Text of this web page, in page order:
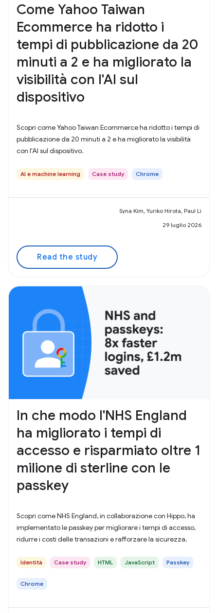
Come Yahoo Taiwan
Ecommerce ha ridotto i
tempi di pubblicazione da 20
minuti a 2 e ha migliorato la
visibilità con l'AI sul
dispositivo
Scopri come Yahoo Taiwan Ecommerce ha ridotto i tempi di
pubblicazione da 20 minuti a 2 e ha migliorato la visibilità
con l'AI sul dispositivo.
AI e machine learning Case study Chrome
Syna Kim, Yuriko Hirota, Paul Li
29 luglio 2026
Read the study
In che modo l'NHS England
ha migliorato i tempi di
accesso e risparmiato oltre 1
milione di sterline con le
passkey
Scopri come NHS England, in collaborazione con Hippo, ha
implementato le passkey per migliorare i tempi di accesso,
ridurre i costi delle transazioni e rafforzare la sicurezza.
Identità Case study HTML JavaScript Passkey
Chrome